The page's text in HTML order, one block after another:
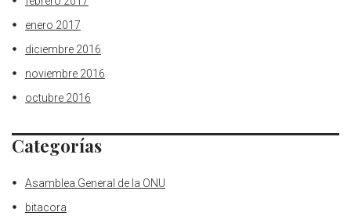
enero 2017
diciembre 2016
noviembre 2016
octubre 2016
Categorías
Asamblea General de la ONU
bitacora